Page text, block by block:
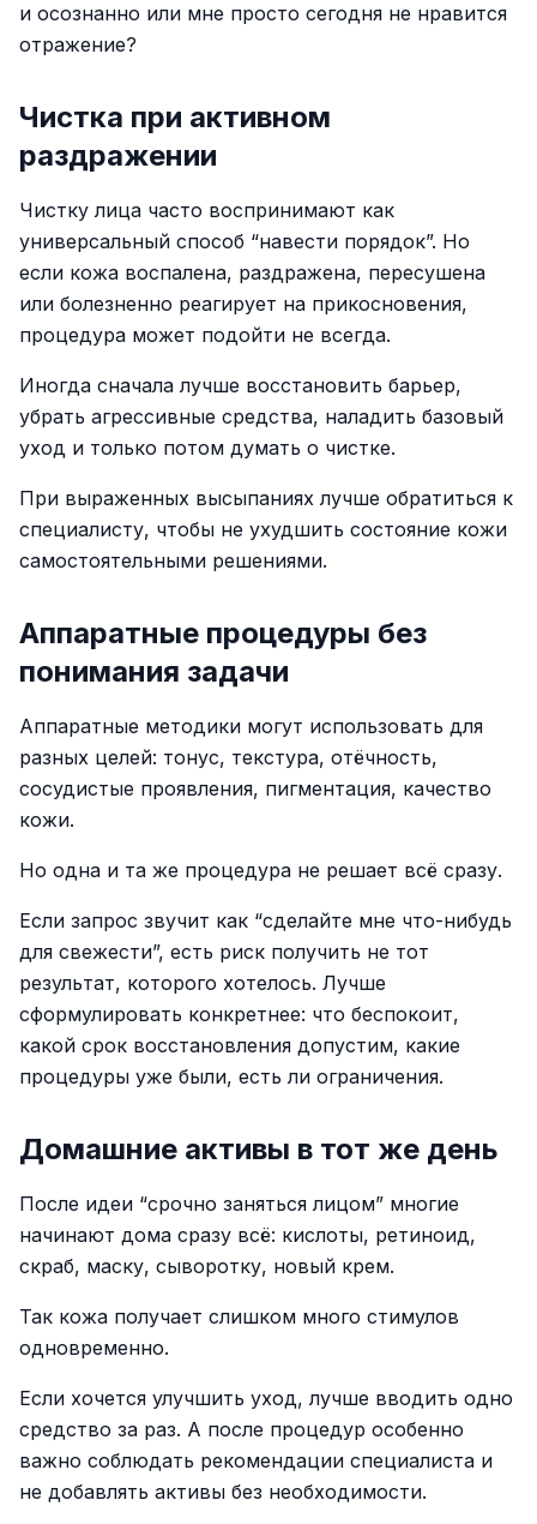
и осознанно или мне просто сегодня не нравится
отражение?
Чистка при активном
раздражении
Чистку лица часто воспринимают как
универсальный способ “навести порядок”. Но
если кожа воспалена, раздражена, пересушена
или болезненно реагирует на прикосновения,
процедура может подойти не всегда.
Иногда сначала лучше восстановить барьер,
убрать агрессивные средства, наладить базовый
уход и только потом думать о чистке.
При выраженных высыпаниях лучше обратиться к
специалисту, чтобы не ухудшить состояние кожи
самостоятельными решениями.
Аппаратные процедуры без
понимания задачи
Аппаратные методики могут использовать для
разных целей: тонус, текстура, отёчность,
сосудистые проявления, пигментация, качество
кожи.
Но одна и та же процедура не решает всё сразу.
Если запрос звучит как “сделайте мне что-нибудь
для свежести”, есть риск получить не тот
результат, которого хотелось. Лучше
сформулировать конкретнее: что беспокоит,
какой срок восстановления допустим, какие
процедуры уже были, есть ли ограничения.
Домашние активы в тот же день
После идеи “срочно заняться лицом” многие
начинают дома сразу всё: кислоты, ретиноид,
скраб, маску, сыворотку, новый крем.
Так кожа получает слишком много стимулов
одновременно.
Если хочется улучшить уход, лучше вводить одно
средство за раз. А после процедур особенно
важно соблюдать рекомендации специалиста и
не добавлять активы без необходимости.